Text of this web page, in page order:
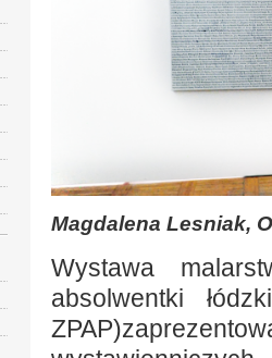
Magdalena Lesniak,
Wystawa
absolwentki